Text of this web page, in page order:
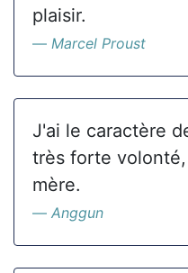
plaisir.
Marcel Proust
J'ai le caractère
très forte
mère.
Anggun